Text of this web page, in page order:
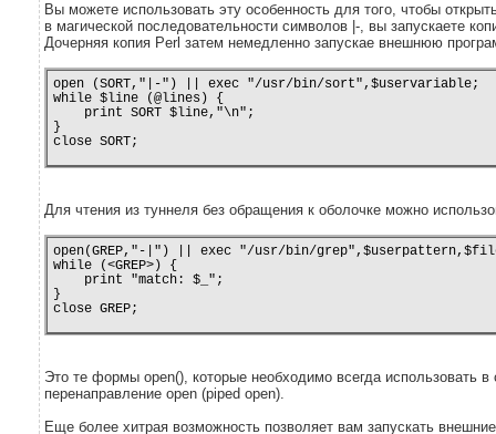
Вы можете использовать эту особенность для того, чтобы
в магической последовательности символов |-, вы запускаете
Дочерняя копия Perl затем немедленно запускае внешнюю
open (SORT,"|-") || exec "/usr/bin/sort",$uservariable;
while $line (@lines) {
    print SORT $line,"\n";
}
close SORT;
Для чтения из туннеля без обращения к оболочке можно
open(GREP,"-|") || exec "/usr/bin/
while (<GREP>) {
    print "match: $_";
}
close GREP;
Это те формы open(), которые необходимо всегда использовать
перенаправление open (piped open).
Еще более хитрая возможность позволяет вам запускать